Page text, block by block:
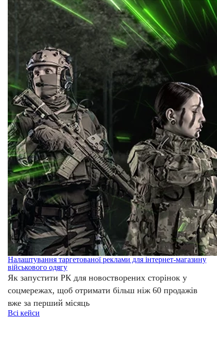
Налаштування таргетованої реклами для інтернет-магазину
військового одягу
Як запустити РК для новостворених сторінок у
соцмережах, щоб отримати більш ніж 60 продажів
вже за перший місяць
Всі кейси